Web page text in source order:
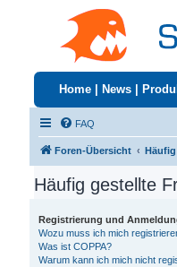
Home News
FAQ
Foren-Übersicht
Häufig gestellte
Registrierung und
Wozu muss ich mich
Was ist COPPA?
Warum kann ich mich nicht